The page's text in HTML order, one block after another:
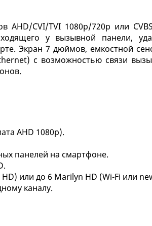
CVI/TVI 1080р/720p или
у вызывной панели,
Экран 7 дюймов, емкостной
с возможностью связи
AHD 1080p).
панелей на смартфоне.
или до 6 Marilyn HD (Wi-Fi или
каналу.